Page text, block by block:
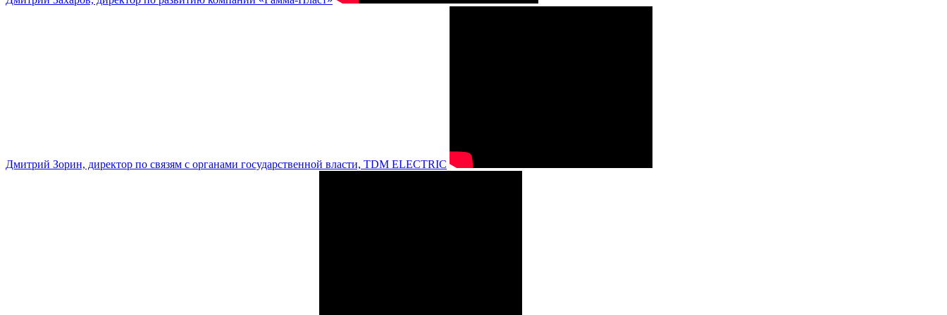
Дмитрий Зорин, директор по связям с органами государственной власти, TDM ELECTRIC